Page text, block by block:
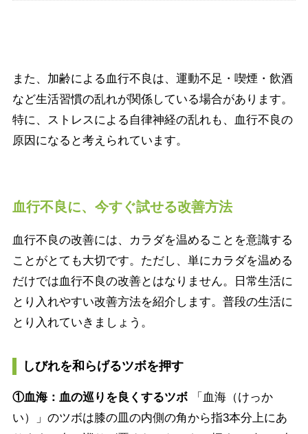
また、加齢による血行不良は、運動不足・喫煙・飲酒
など生活習慣の乱れが関係している場合があります。
特に、ストレスによる自律神経の乱れも、血行不良の
原因になると考えられています。
血行不良に、今すぐ試せる改善方法
血行不良の改善には、カラダを温めることを意識する
ことがとても大切です。ただし、単にカラダを温める
だけでは血行不良の改善とはなりません。日常生活に
とり入れやすい改善方法を紹介します。普段の生活に
とり入れていきましょう。
しびれを和らげるツボを押す
①血海：血の巡りを良くするツボ「血海（けっか
い）」のツボは膝の皿の内側の角から指3本分上にあ